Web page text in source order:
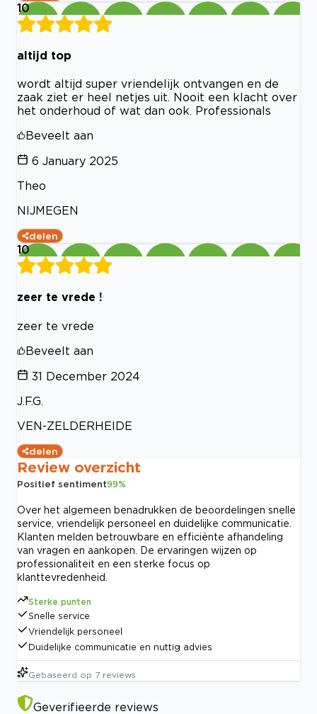
10
altijd top
wordt altijd super vriendelijk ontvangen en de
zaak ziet er heel netjes uit. Nooit een klacht over
het onderhoud of wat dan ook. Professionals
Beveelt aan
6 January 2025
Theo
NIJMEGEN
delen
10
zeer te vrede !
zeer te vrede
Beveelt aan
31 December 2024
J.F.G.
VEN-ZELDERHEIDE
delen
Review overzicht
Positief sentiment99%
Over het algemeen benadrukken de beoordelingen snelle
service, vriendelijk personeel en duidelijke communicatie.
Klanten melden betrouwbare en efficiënte afhandeling
van vragen en aankopen. De ervaringen wijzen op
professionaliteit en een sterke focus op
klanttevredenheid.
Sterke punten
Snelle service
Vriendelijk personeel
Duidelijke communicatie en nuttig advies
Gebaseerd op 7 reviews
Geverifieerde reviews